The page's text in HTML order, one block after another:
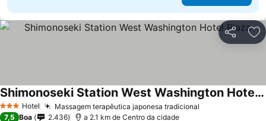
Partilhar
3 EstrelasHotel Massagem terapêutica japonesa tradicional
Shimonoseki Station West Washington Hotel Plaza
7,5 Boa 2.436 a 2.1 km de Centro da cidade